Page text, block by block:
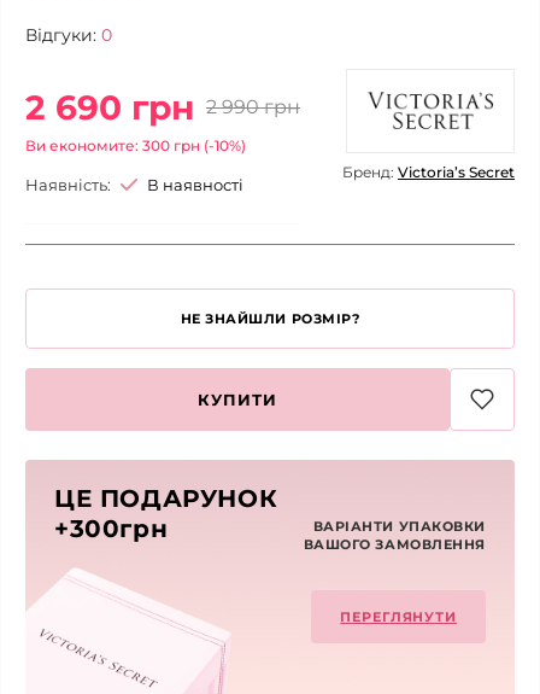
Відгуки: 0
2 690 грн 2 990 грн
Ви економите: 300 грн (-10%)
Наявність: В наявності
Бренд: Victoria’s Secret
НЕ ЗНАЙШЛИ РОЗМІР?
КУПИТИ
ЦЕ ПОДАРУНОК
+300грн
ВАРІАНТИ УПАКОВКИ
ВАШОГО ЗАМОВЛЕННЯ
ПЕРЕГЛЯНУТИ